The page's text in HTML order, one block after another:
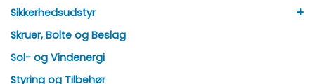
Sikkerhedsudstyr +
Skruer, Bolte og Beslag
Sol- og Vindenergi
Styring og Tilbehør